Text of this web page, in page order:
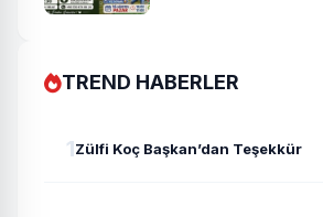
TREND HABERLER
1Zülfi Koç Başkan’dan Teşekkür